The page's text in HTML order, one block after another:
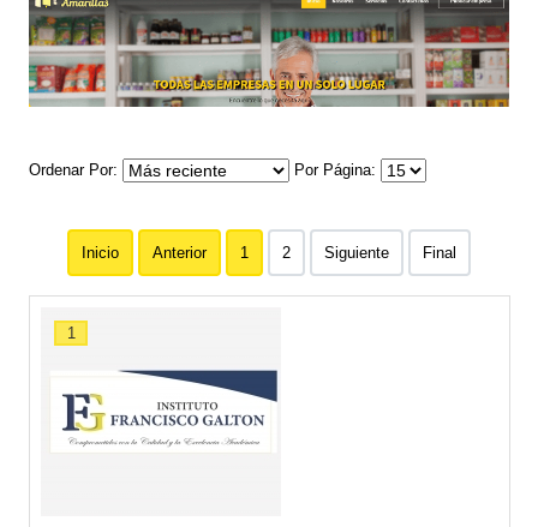
Ordenar Por Por Página
Inicio Anterior 1 2 Siguiente Final
1